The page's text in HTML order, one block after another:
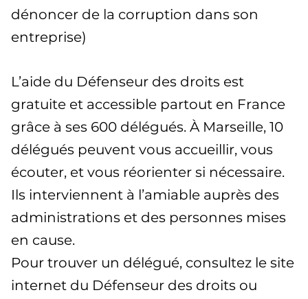
dénoncer de la corruption dans son
entreprise)
L’aide du Défenseur des droits est
gratuite et accessible partout en France
grâce à ses 600 délégués. À Marseille, 10
délégués peuvent vous accueillir, vous
écouter, et vous réorienter si nécessaire.
Ils interviennent à l’amiable auprès des
administrations et des personnes mises
en cause.
Pour trouver un délégué, consultez le site
internet du Défenseur des droits ou